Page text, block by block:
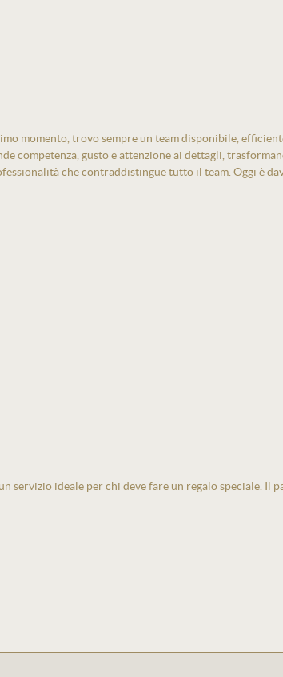
momento, trovo sempre un team disponibile,
competenza, gusto e attenzione ai dettagli,
che contraddistingue tutto il team. Oggi è
ideale per chi deve fare un regalo speciale. Il